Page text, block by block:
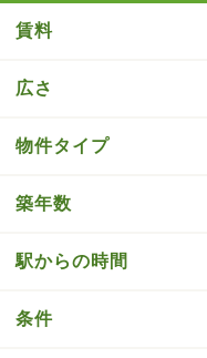
賃料
広さ
物件タイプ
築年数
駅からの時間
条件